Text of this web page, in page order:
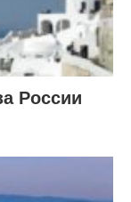
России